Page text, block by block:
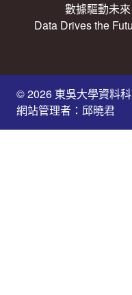
數據驅動未
Data Drives the
© 2026 東吳大學資料
網站管理者：邱曉君